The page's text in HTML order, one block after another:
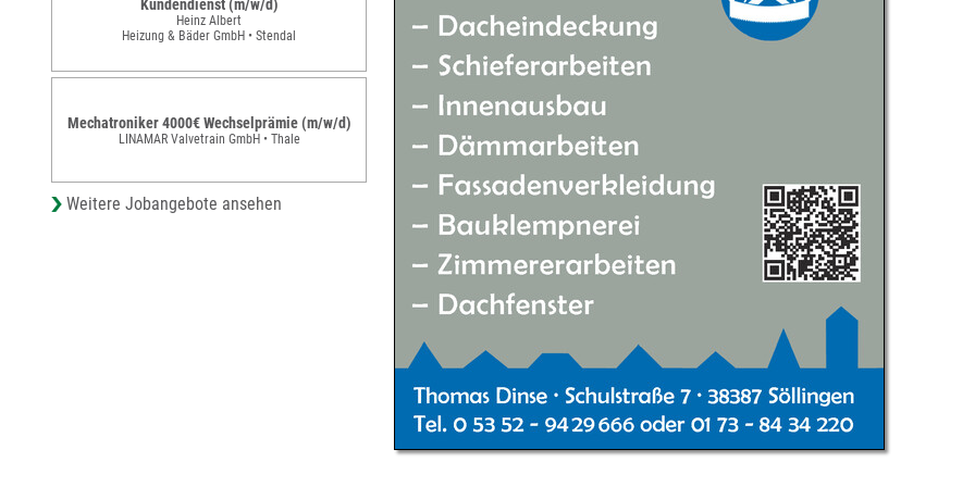
Kundendienst (m/w/d)
Heinz Albert
Heizung & Bäder GmbH • Stendal
Mechatroniker 4000€ Wechselprämie (m/w/d)
LINAMAR Valvetrain GmbH • Thale
Weitere Jobangebote ansehen